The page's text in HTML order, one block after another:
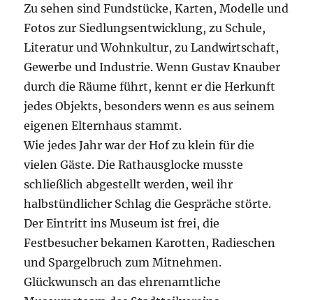
Zu sehen sind Fundstücke, Karten, Modelle und
Fotos zur Siedlungsentwicklung, zu Schule,
Literatur und Wohnkultur, zu Landwirtschaft,
Gewerbe und Industrie. Wenn Gustav Knauber
durch die Räume führt, kennt er die Herkunft
jedes Objekts, besonders wenn es aus seinem
eigenen Elternhaus stammt.
Wie jedes Jahr war der Hof zu klein für die
vielen Gäste. Die Rathausglocke musste
schließlich abgestellt werden, weil ihr
halbstündlicher Schlag die Gespräche störte.
Der Eintritt ins Museum ist frei, die
Festbesucher bekamen Karotten, Radieschen
und Spargelbruch zum Mitnehmen.
Glückwunsch an das ehrenamtliche